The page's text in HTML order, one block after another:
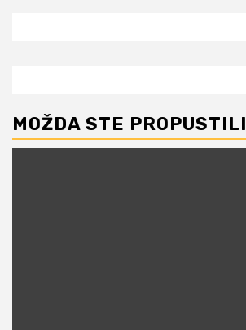
MOŽDA STE PROPUSTILI